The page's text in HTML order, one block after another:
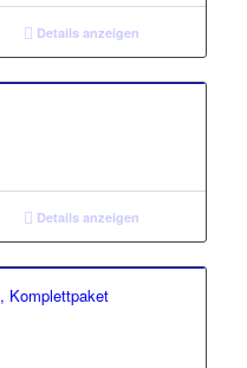
Details anzeigen
Details anzeigen
Komplettpaket